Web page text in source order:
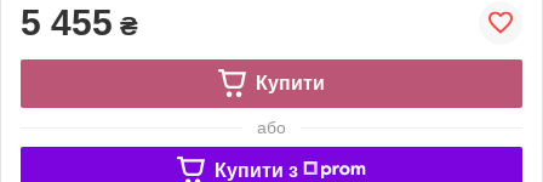
5 455 ₴
Купити
або
Купити з